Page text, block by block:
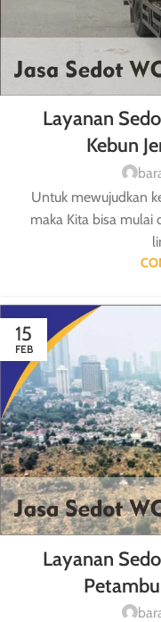
Layanan
Kebun
Untuk mewujudkan
maka Kita bisa mulai
15
FEB
Layanan